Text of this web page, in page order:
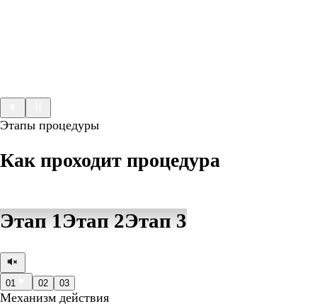
Этапы процедуры
Как проходит процедура
Этап 1Этап 2Этап 3
01 02 03
Механизм действия